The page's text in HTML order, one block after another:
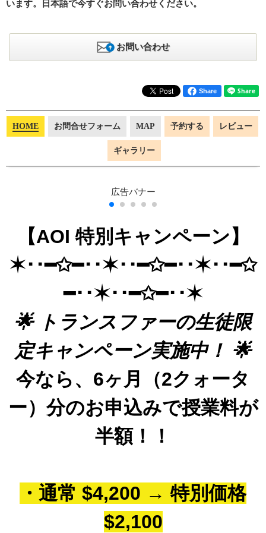
います。日本語で今すぐお問い合わせください。
お問い合わせ
Share
HOME お問合せフォーム MAP 予約する レビュー
ギャラリー
【AOI 特別キャンペーン】
✶･･━✩━･･✶･･━✩━･･✶･･━✩
━･･✶･･━✩━･･✶
🌟 トランスファーの生徒限
定キャンペーン実施中！ 🌟
今なら、6ヶ月（2クォータ
ー）分のお申込みで授業料が
半額！！
・通常 $4,200 → 特別価格
$2,100